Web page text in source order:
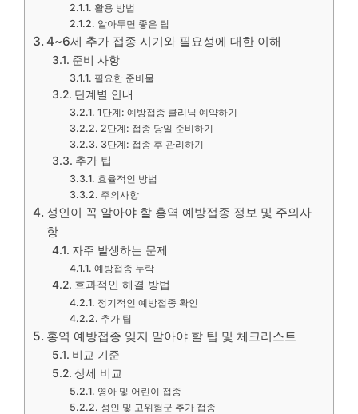
활용 방법
알아두면 좋은 팁
4~6세 추가 접종 시기와 필요성에 대한 이해
준비 사항
필요한 준비물
단계별 안내
1단계: 예방접종 클리닉 예약하기
2단계: 접종 당일 준비하기
3단계: 접종 후 관리하기
추가 팁
효율적인 방법
주의사항
성인이 꼭 알아야 할 홍역 예방접종 정보 및 주의사
항
자주 발생하는 문제
예방접종 누락
효과적인 해결 방법
정기적인 예방접종 확인
추가 팁
홍역 예방접종 잊지 말아야 할 팁 및 체크리스트
비교 기준
상세 비교
영아 및 어린이 접종
성인 및 고위험군 추가 접종